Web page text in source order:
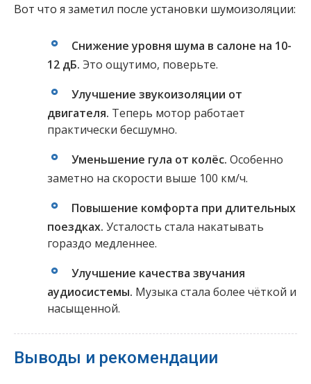
Вот что я заметил после установки шумоизоляции:
Снижение уровня шума в салоне на 10-
12 дБ. Это ощутимо, поверьте.
Улучшение звукоизоляции от
двигателя. Теперь мотор работает
практически бесшумно.
Уменьшение гула от колёс. Особенно
заметно на скорости выше 100 км/ч.
Повышение комфорта при длительных
поездках. Усталость стала накатывать
гораздо медленнее.
Улучшение качества звучания
аудиосистемы. Музыка стала более чёткой и
насыщенной.
Выводы и рекомендации